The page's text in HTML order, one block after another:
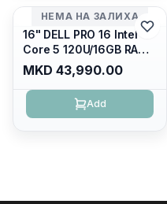
4/RJ45/PB14250
НЕМА НА ЗАЛИХА
16" DELL PRO 16 Intel
Core 5 120U/16GB RAM
DDR5 5600mhz/ 512 GB
SSD M.2 Nvme/fullhd+
(16:10) Ips/bt/backlit
Kb/thunderbolt
MKD 43,990.00
Add